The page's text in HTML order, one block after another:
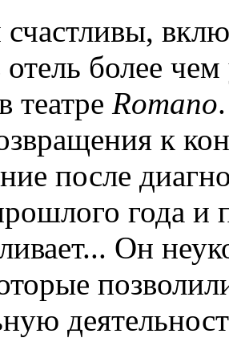
более
театре Romano
к
после
года и
Он